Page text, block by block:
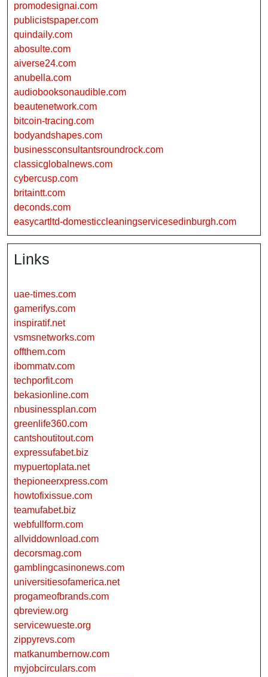
promodesignai.com
publicistspaper.com
quindaily.com
abosulte.com
aiverse24.com
anubella.com
audiobooksonaudible.com
beautenetwork.com
bitcoin-tracing.com
bodyandshapes.com
businessconsultantsroundrock.com
classicglobalnews.com
cybercusp.com
britaintt.com
deconds.com
easycartltd-domesticcleaningservicesedinburgh.com
Links
uae-times.com
gamerifys.com
inspiratif.net
vsmsnetworks.com
offthem.com
ibommatv.com
techporfit.com
bekasionline.com
nbusinessplan.com
greenlife360.com
cantshoutitout.com
expressufabet.biz
mypuertoplata.net
thepioneerxpress.com
howtofixissue.com
teamufabet.biz
webfullform.com
allviddownload.com
decorsmag.com
gamblingcasinonews.com
universitiesofamerica.net
progameofbrands.com
qbreview.org
servicewueste.org
zippyrevs.com
matkanumbernow.com
myjobcirculars.com